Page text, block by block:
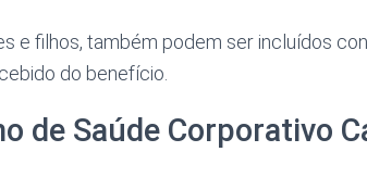
e filhos, também podem ser incluídos
do benefício.
de Saúde Corporativo